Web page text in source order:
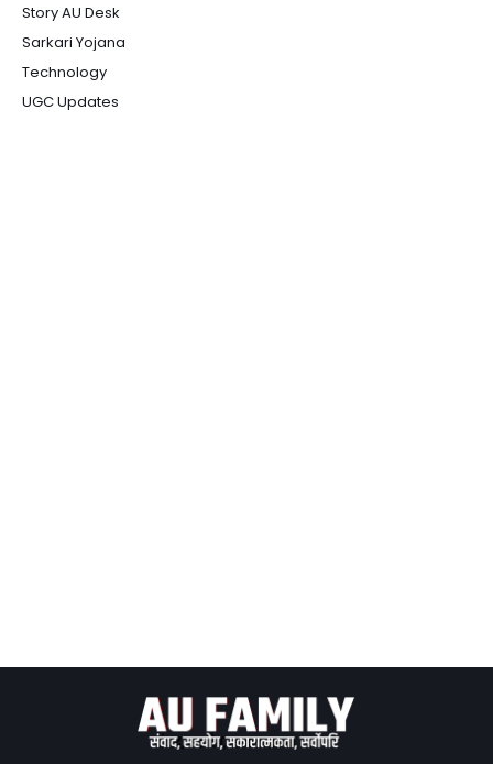
Story AU Desk
Sarkari Yojana
Technology
UGC Updates